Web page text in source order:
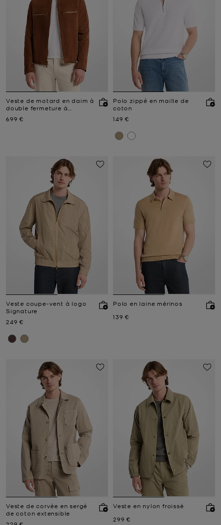
Veste de motard en daim à
double fermeture à
Prix actuel
699 €
Polo zippé en maille de
coton
Prix actuel
149 €
Veste coupe-vent à logo
Signature
Prix actuel
249 €
Polo en laine mérinos
Prix actuel
139 €
Veste de corvée en sergé
de coton extensible
Veste en nylon froissé
Prix actuel
299 €